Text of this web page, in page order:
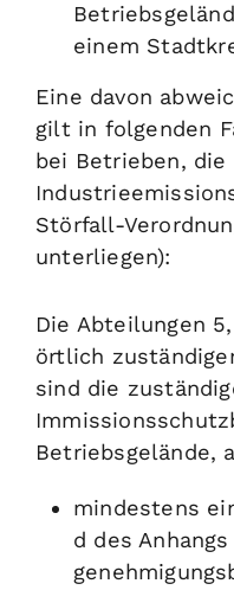
einem
Eine davon
gilt in folgenden
bei Betrieben, die
Störfall-
unterliegen):
Die Abteilungen
örtlich
sind die
Betriebsgelände,
mindestens
d des